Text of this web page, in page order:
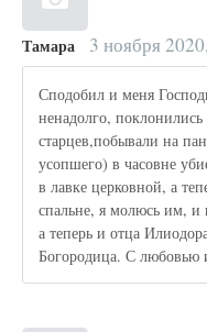
Тамара 3 ноября
Сподобил и меня
ненадолго,
старцев,побывали на
усопшего) в часовне
в лавке церковной, а
спальне, я молюсь им, и
а теперь и отца
Богородица. С любовью